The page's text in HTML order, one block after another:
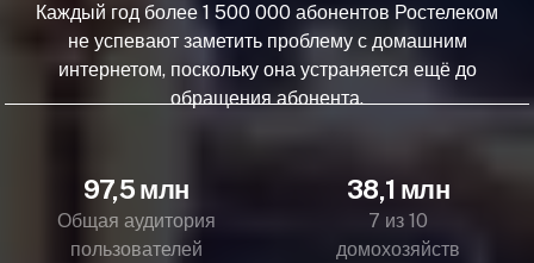
Каждый год более 1 500 000 абонентов Ростелеком
не успевают заметить проблему с домашним
интернетом, поскольку она устраняется ещё до
обращения абонента.
97,5 млн
Общая аудитория
пользователей
38,1 млн
7 из 10
домохозяйств